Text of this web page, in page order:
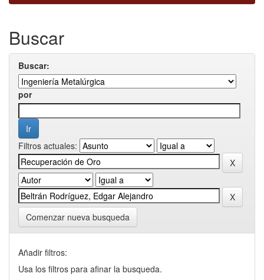
Buscar
Buscar:
por
Filtros actuales:
Comenzar nueva busqueda
Añadir filtros:
Usa los filtros para afinar la busqueda.